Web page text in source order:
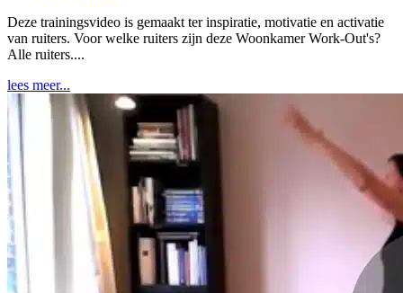
Deze trainingsvideo is gemaakt ter inspiratie, motivatie en activatie
van ruiters. Voor welke ruiters zijn deze Woonkamer Work-Out's?
Alle ruiters....
lees meer...